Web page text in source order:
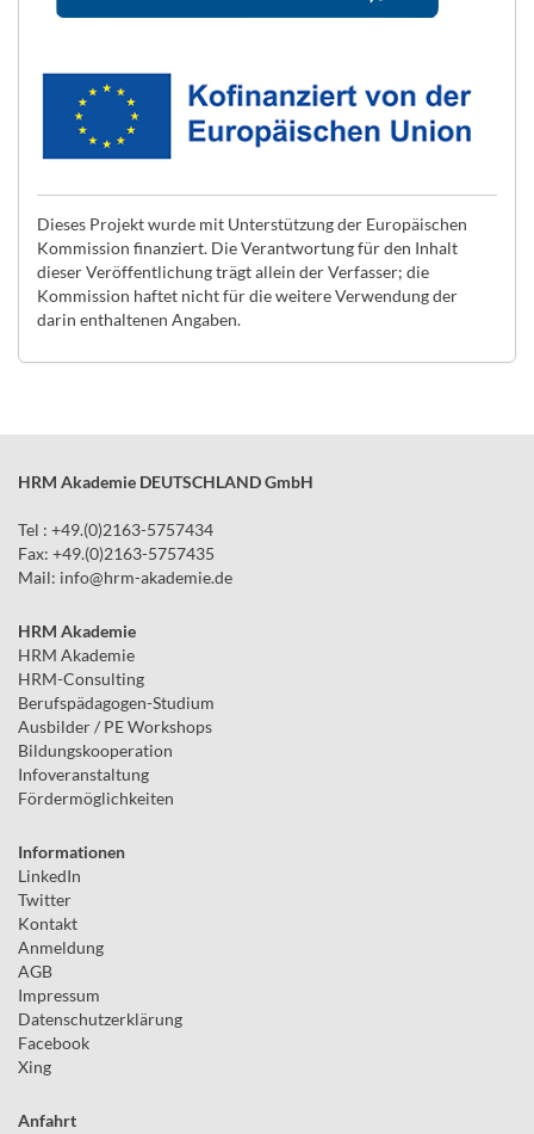
Dieses Projekt wurde mit Unterstützung der Europäischen
Kommission finanziert. Die Verantwortung für den Inhalt
dieser Veröffentlichung trägt allein der Verfasser; die
Kommission haftet nicht für die weitere Verwendung der
darin enthaltenen Angaben.
HRM Akademie DEUTSCHLAND GmbH
Tel : +49.(0)2163-5757434
Fax: +49.(0)2163-5757435
Mail: info@hrm-akademie.de
HRM Akademie
HRM Akademie
HRM-Consulting
Berufspädagogen-Studium
Ausbilder / PE Workshops
Bildungskooperation
Infoveranstaltung
Fördermöglichkeiten
Informationen
LinkedIn
Twitter
Kontakt
Anmeldung
AGB
Impressum
Datenschutzerklärung
Facebook
Xing
Anfahrt